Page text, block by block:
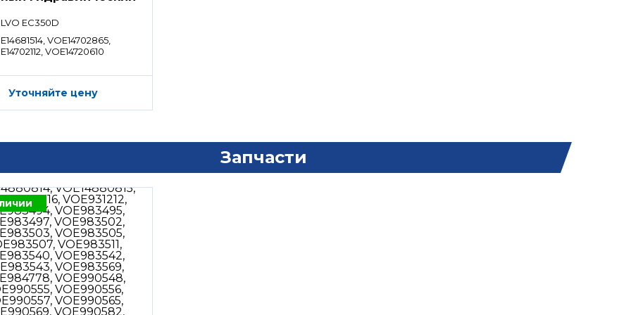
EC350D
VOE14702865,
VOE14720610
Уточняйте цену
Запчасти